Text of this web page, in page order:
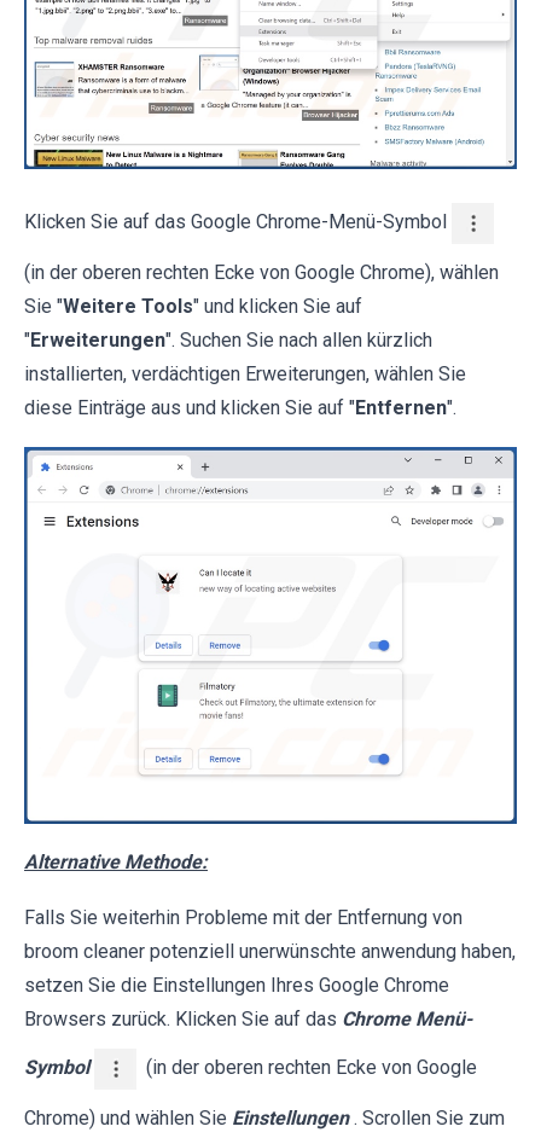
Klicken Sie auf das Google Chrome-Menü-Symbol
(in der oberen rechten Ecke von Google Chrome), wählen
Sie "Weitere Tools" und klicken Sie auf
"Erweiterungen". Suchen Sie nach allen kürzlich
installierten, verdächtigen Erweiterungen, wählen Sie
diese Einträge aus und klicken Sie auf "Entfernen".
Alternative Methode:
Falls Sie weiterhin Probleme mit der Entfernung von
broom cleaner potenziell unerwünschte anwendung haben,
setzen Sie die Einstellungen Ihres Google Chrome
Browsers zurück. Klicken Sie auf das Chrome Menü-
Symbol (in der oberen rechten Ecke von Google
Chrome) und wählen Sie Einstellungen . Scrollen Sie zum